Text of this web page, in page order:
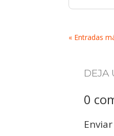
« Entradas
DEJA
0